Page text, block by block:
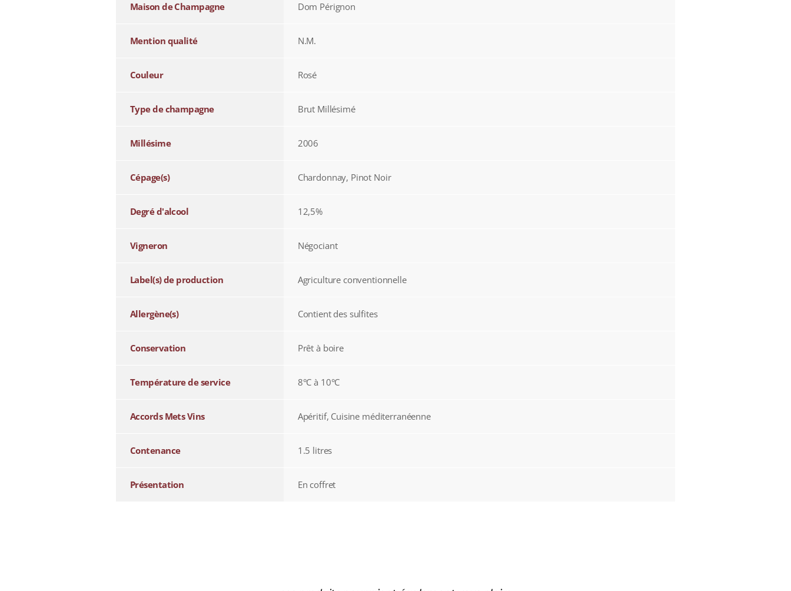
Maison de Champagne Dom Pérignon
Mention qualité N.M.
Couleur Rosé
Type de champagne Brut Millésimé
Millésime 2006
Cépage(s) Chardonnay, Pinot Noir
Degré d'alcool 12,5%
Vigneron Négociant
Label(s) de production Agriculture conventionnelle
Allergène(s) Contient des sulfites
Conservation Prêt à boire
Température de service 8°C à 10°C
Accords Mets Vins Apéritif, Cuisine méditerranéenne
Contenance 1.5 litres
Présentation En coffret